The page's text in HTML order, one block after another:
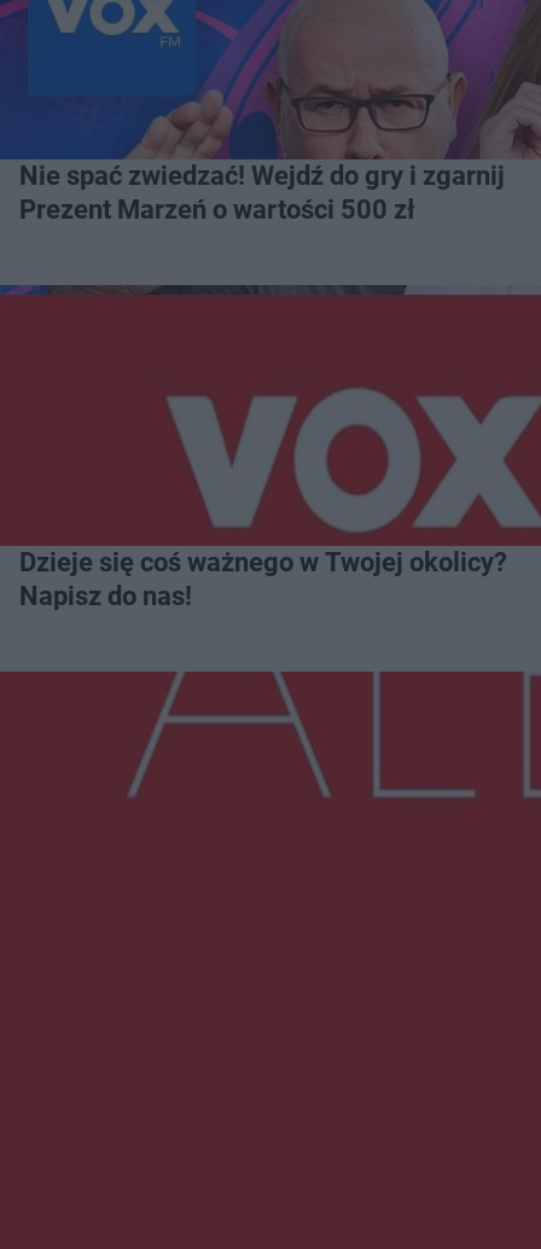
Nie spać zwiedzać! Wejdź do gry i zgarnij
Prezent Marzeń o wartości 500 zł
Dzieje się coś ważnego w Twojej okolicy?
Napisz do nas!
Więcej